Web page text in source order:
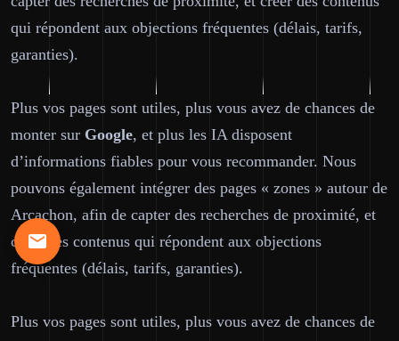
qui répondent aux objections fréquentes (délais, tarifs,
garanties).
Plus vos pages sont utiles, plus vous avez de chances de
monter sur Google, et plus les IA disposent
d’informations fiables pour vous recommander. Nous
pouvons également intégrer des pages « zones » autour de
Arcachon, afin de capter des recherches de proximité, et
créer des contenus qui répondent aux objections
fréquentes (délais, tarifs, garanties).
Plus vos pages sont utiles, plus vous avez de chances de